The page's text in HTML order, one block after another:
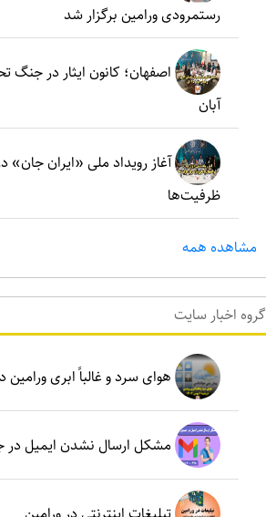
رستمرودی ورامین برگزار شد
آبان
آغاز رویداد ملی «ایران
ظرفیت‌ها
مشاهده همه
گروه اخبار سايت
هوای سرد و غالباً ابری ورامین در شنبه ۶
مشکل ارسال نشدن ایمیل در